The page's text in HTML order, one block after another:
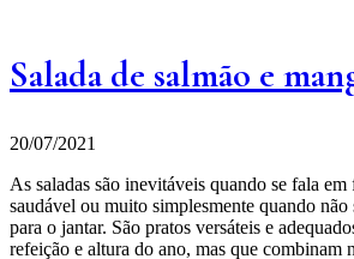
Salada de salmão e
20/07/2021
As saladas são inevitáveis quando se fala
saudável ou muito simplesmente quando não
para o jantar. São pratos versáteis e
refeição e altura do ano, mas que combinam